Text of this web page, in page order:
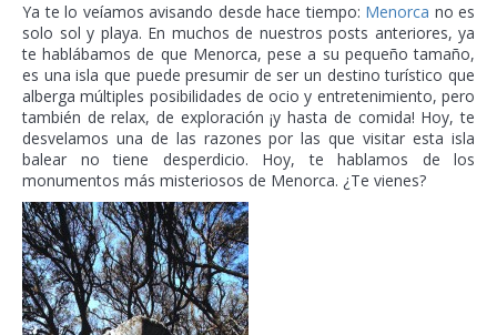
Ya te lo veíamos avisando desde hace tiempo: Menorca no es
solo sol y playa. En muchos de nuestros posts anteriores, ya
te hablábamos de que Menorca, pese a su pequeño tamaño,
es una isla que puede presumir de ser un destino turístico que
alberga múltiples posibilidades de ocio y entretenimiento, pero
también de relax, de exploración ¡y hasta de comida! Hoy, te
desvelamos una de las razones por las que visitar esta isla
balear no tiene desperdicio. Hoy, te hablamos de los
monumentos más misteriosos de Menorca. ¿Te vienes?